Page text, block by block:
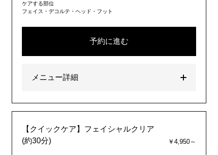
ケアする部位
フェイス・デコルテ・ヘッド・フット
予約に進む
メニュー詳細
【クイックケア】フェイシャルクリア
(約30分)
￥4,950～